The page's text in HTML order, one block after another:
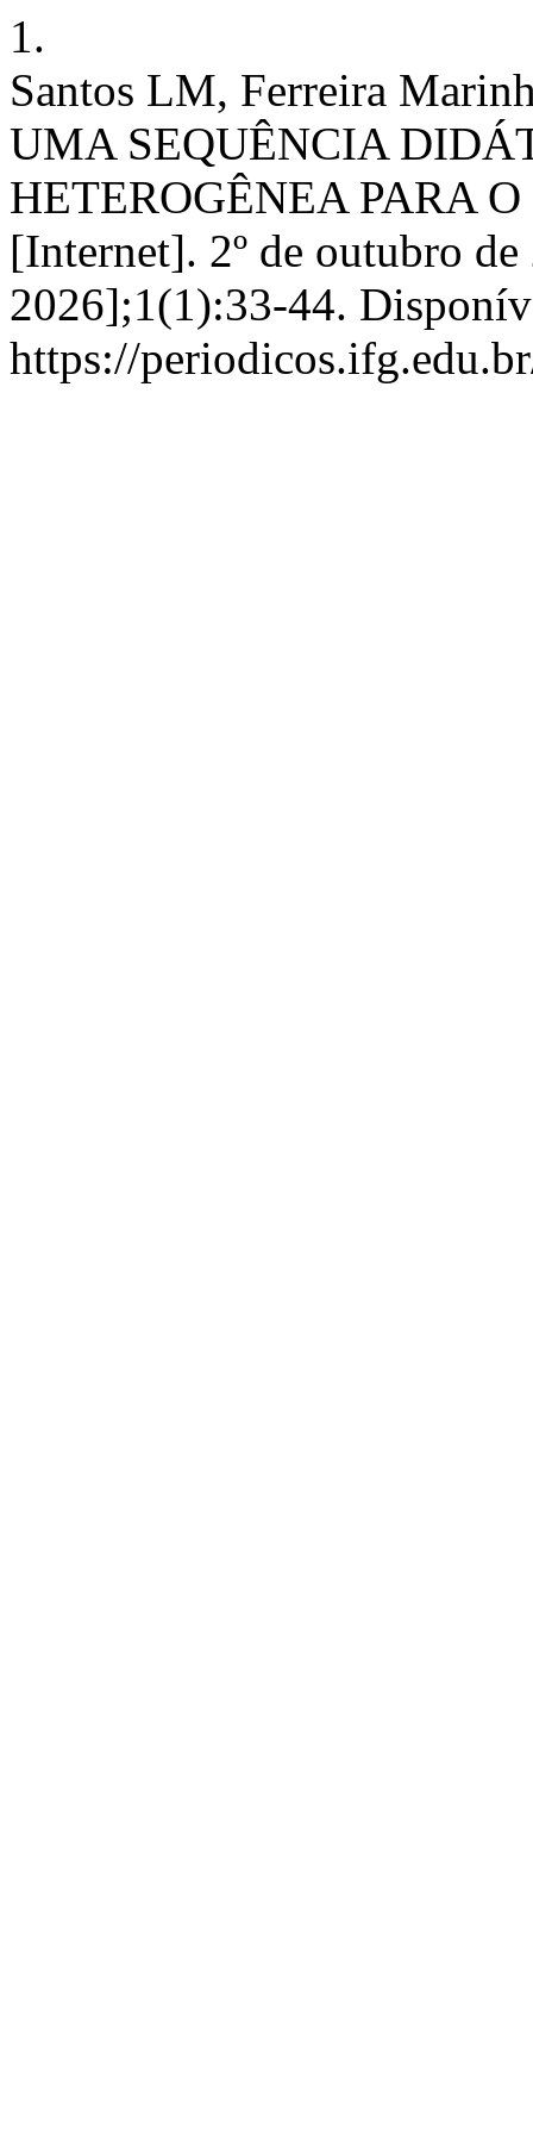
1.
Santos LM, Ferreira
UMA SEQUÊNCIA
HETEROGÊNEA PARA
[Internet]. 2º de outubro
2026];1(1):33-44.
https://